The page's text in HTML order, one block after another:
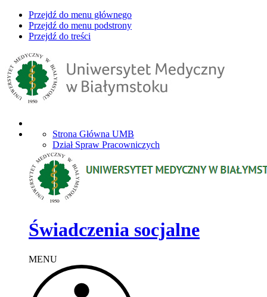
Przejdź do menu głównego
Przejdź do menu podstrony
Przejdź do treści
Strona Główna UMB
Dział Spraw Pracowniczych
Świadczenia socjalne
MENU